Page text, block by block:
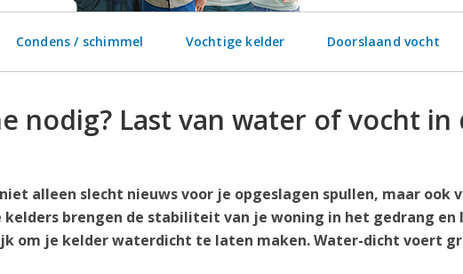
Condens / schimmel Vochtige kelder Doorslaand vocht
nodig? Last van water of vocht in
alleen slecht nieuws voor je opgeslagen spullen, maar ook
brengen de stabiliteit van je woning in het gedrang en
om je kelder waterdicht te laten maken. Water-dicht voert